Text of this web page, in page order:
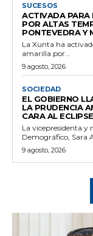
SUCESOS
ACTIVADA PARA
POR ALTAS
PONTEVEDRA Y
La Xunta ha
amarilla por...
9 agosto, 2026
SOCIEDAD
EL GOBIERNO
LA PRUDENCIA
CARA AL ECLIPSE
La vicepresidenta y
Demográfico, Sara
9 agosto, 2026